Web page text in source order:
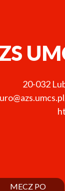
20-032
MECZ PO